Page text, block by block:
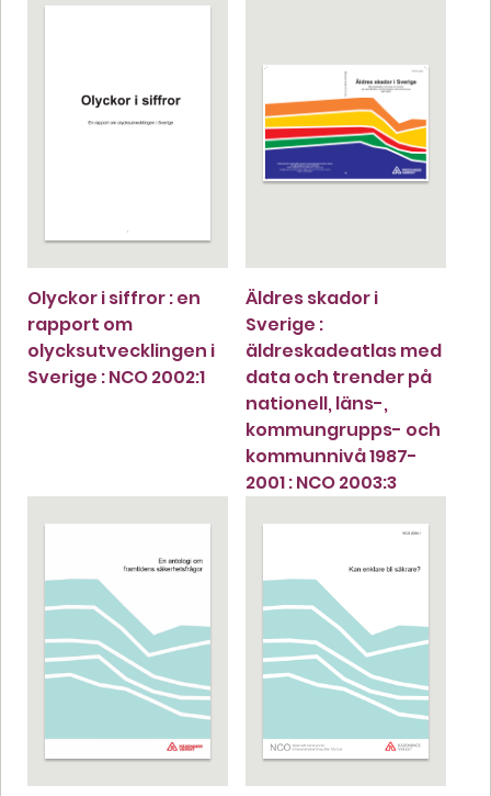
Olyckor i siffror : en
rapport om
olycksutvecklingen i
Sverige : NCO 2002:1
Äldres skador i
Sverige :
äldreskadeatlas med
data och trender på
nationell, läns-,
kommungrupps- och
kommunnivå 1987-
2001 : NCO 2003:3